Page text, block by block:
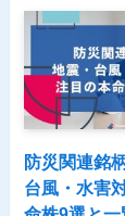
防災関連銘
台風・水害